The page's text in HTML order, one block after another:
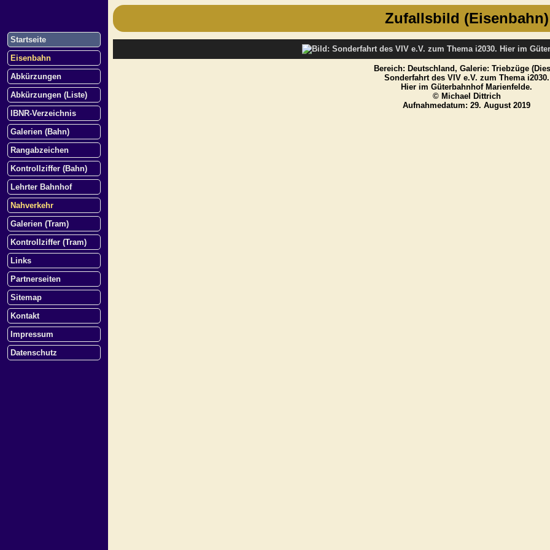
Startseite
Eisenbahn
Abkürzungen
Abkürzungen (Liste)
IBNR-Verzeichnis
Galerien (Bahn)
Rangabzeichen
Kontrollziffer (Bahn)
Lehrter Bahnhof
Nahverkehr
Galerien (Tram)
Kontrollziffer (Tram)
Links
Partnerseiten
Sitemap
Kontakt
Impressum
Datenschutz
Zufallsbild (Eisenbahn)
Bereich: Deutschland, Galerie: Triebzüge
Sonderfahrt des VIV e.V. zum Thema i2030.
Hier im Güterbahnhof Marienfelde.
© Michael Dittrich
Aufnahmedatum: 29. August 2019